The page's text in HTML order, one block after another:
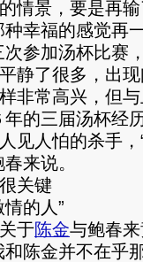
情景，要是再
种幸福的感觉再
参加汤杯比赛
静了很多，出
非常高兴，但
年的三届汤杯经
见人怕的杀手
来说。
关键
的人”
于陈金与鲍春
和陈金并不在乎